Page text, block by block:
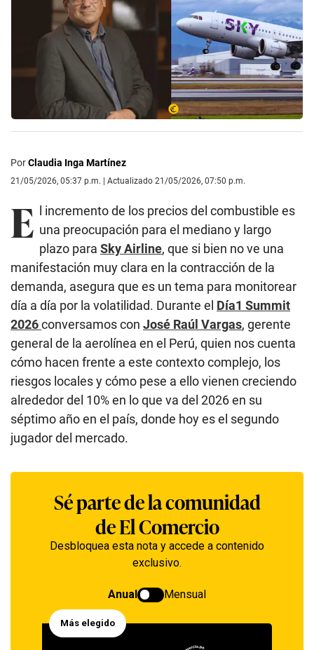
PorClaudia Inga Martínez
21/05/2026, 05:37 p.m. | Actualizado 21/05/2026, 07:50 p.m.
E
l incremento de los precios del combustible es
una preocupación para el mediano y largo
plazo para Sky Airline, que si bien no ve una
manifestación muy clara en la contracción de la
demanda, asegura que es un tema para monitorear
día a día por la volatilidad. Durante el Día1 Summit
2026conversamos con José Raúl Vargas, gerente
general de la aerolínea en el Perú, quien nos cuenta
cómo hacen frente a este contexto complejo, los
riesgos locales y cómo pese a ello vienen creciendo
alrededor del 10% en lo que va del 2026 en su
séptimo año en el país, donde hoy es el segundo
jugador del mercado.